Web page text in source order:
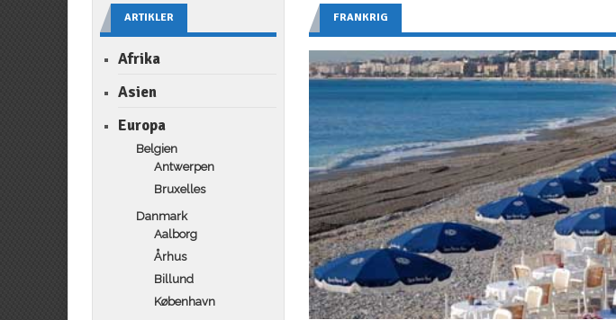
FRANKRIG
ARTIKLER
Afrika
Asien
Europa
Belgien
Antwerpen
Bruxelles
Danmark
Aalborg
Århus
Billund
København